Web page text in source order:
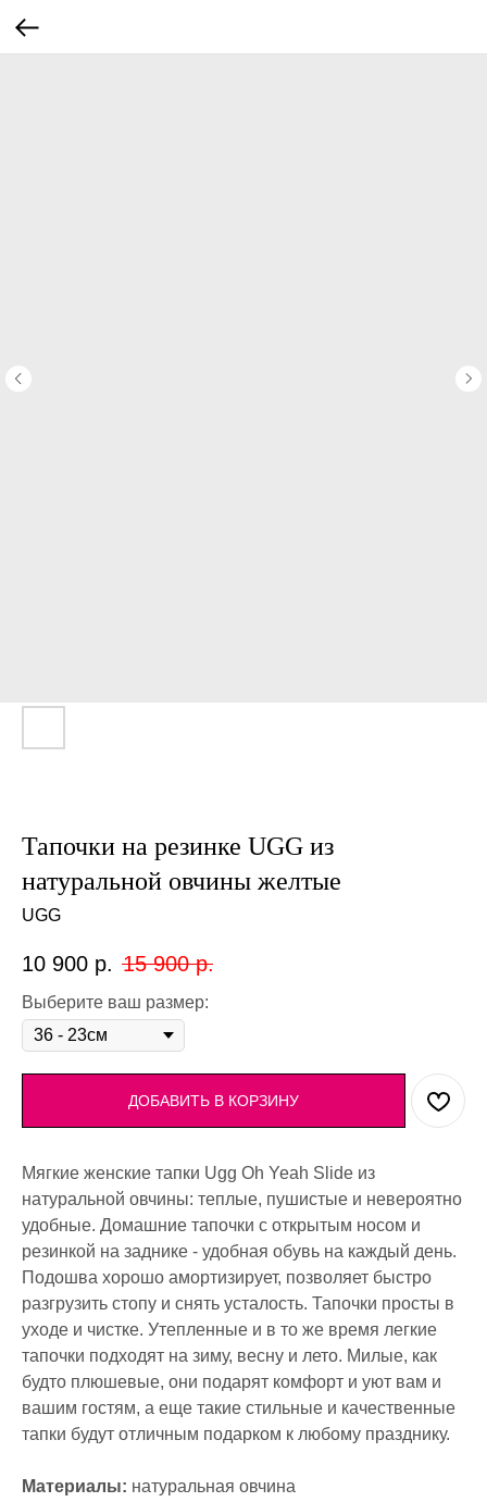
Тапочки на резинке UGG из
натуральной овчины желтые
UGG
10 900 р. 15 900 р.
Выберите ваш размер:
ДОБАВИТЬ В КОРЗИНУ
Мягкие женские тапки Ugg Oh Yeah Slide из
натуральной овчины: теплые, пушистые и невероятно
удобные. Домашние тапочки с открытым носом и
резинкой на заднике - удобная обувь на каждый день.
Подошва хорошо амортизирует, позволяет быстро
разгрузить стопу и снять усталость. Тапочки просты в
уходе и чистке. Утепленные и в то же время легкие
тапочки подходят на зиму, весну и лето. Милые, как
будто плюшевые, они подарят комфорт и уют вам и
вашим гостям, а еще такие стильные и качественные
тапки будут отличным подарком к любому празднику.
Материалы: натуральная овчина